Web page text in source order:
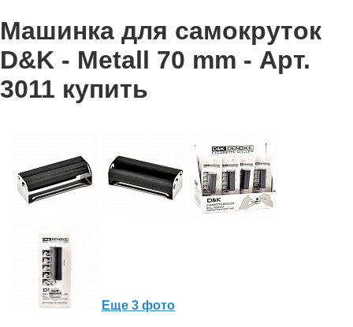
Машинка для самокруток
D&K - Metall 70 mm - Арт.
3011 купить
Еще 3 фото